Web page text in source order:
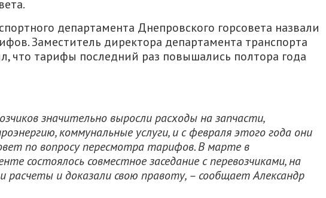
департамента Днепровского горсовета назвали
Заместитель директора департамента транспорта
что тарифы последний раз повышались полтора года
значительно выросли расходы на запчасти,
коммунальные услуги, и с февраля этого года они
по вопросу пересмотра тарифов. В марте в
состоялось совместное заседание с перевозчиками, на
расчеты и доказали свою правоту, – сообщает Александр